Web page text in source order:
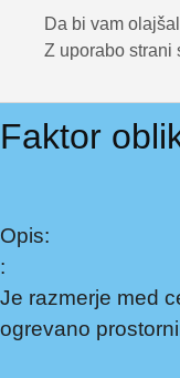
Da bi vam
Z uporabo strani
Faktor
Opis:
:
Je razmerje med
ogrevano